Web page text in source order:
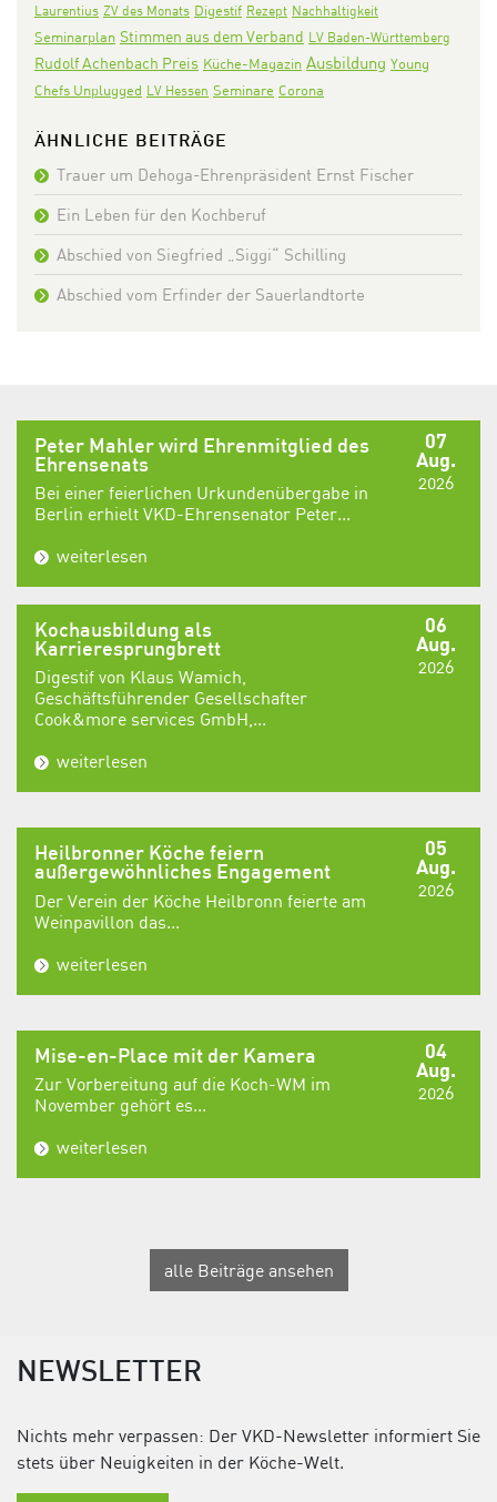
Laurentius ZV des Monats Digestif Rezept Nachhaltigkeit
Seminarplan Stimmen aus dem Verband LV Baden-Württemberg
Rudolf Achenbach Preis Küche-Magazin Ausbildung Young
Chefs Unplugged LV Hessen Seminare Corona
ÄHNLICHE BEITRÄGE
Trauer um Dehoga-Ehrenpräsident Ernst Fischer
Ein Leben für den Kochberuf
Abschied von Siegfried „Siggi“ Schilling
Abschied vom Erfinder der Sauerlandtorte
07
Aug.
2026
Peter Mahler wird Ehrenmitglied des
Ehrensenats
Bei einer feierlichen Urkundenübergabe in
Berlin erhielt VKD-Ehrensenator Peter...
weiterlesen
06
Aug.
2026
Kochausbildung als
Karrieresprungbrett
Digestif von Klaus Wamich,
Geschäftsführender Gesellschafter
Cook&more services GmbH,...
weiterlesen
05
Aug.
2026
Heilbronner Köche feiern
außergewöhnliches Engagement
Der Verein der Köche Heilbronn feierte am
Weinpavillon das...
weiterlesen
04
Aug.
2026
Mise-en-Place mit der Kamera
Zur Vorbereitung auf die Koch-WM im
November gehört es...
weiterlesen
alle Beiträge ansehen
NEWSLETTER
Nichts mehr verpassen: Der VKD-Newsletter informiert Sie
stets über Neuigkeiten in der Köche-Welt.